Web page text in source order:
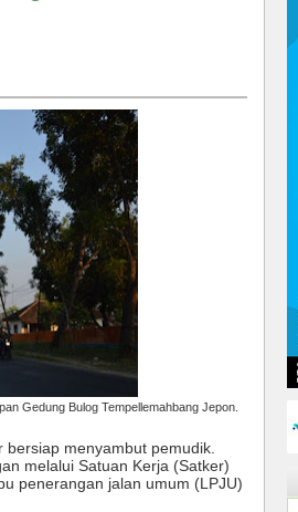
Gedung Bulog Tempellemahbang Jepon.
bersiap menyambut pemudik.
melalui Satuan Kerja (Satker)
penerangan jalan umum (LPJU)